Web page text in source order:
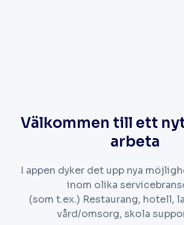
Välkommen till ett
arbeta
I appen dyker det upp nya
inom olika
(som t.ex.) Restaurang, hotell,
vård/omsorg, skola